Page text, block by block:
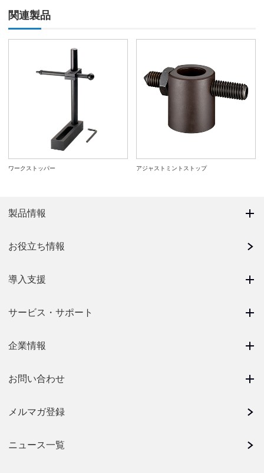
関連製品
ワークストッパー アジャストミントストップ
製品情報
お役立ち情報
導入支援
サービス・サポート
企業情報
お問い合わせ
メルマガ登録
ニュース一覧